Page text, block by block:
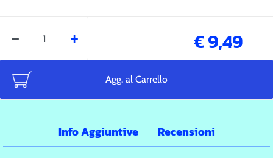
€ 9,49
Agg. al Carrello
Info Aggiuntive Recensioni